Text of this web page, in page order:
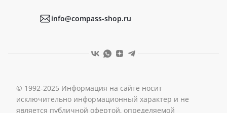
info@compass-shop.ru
© 1992-2025 Информация на сайте носит
исключительно информационный характер и не
является публичной офертой, определяемой